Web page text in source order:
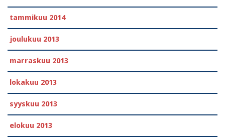
tammikuu 2014
joulukuu 2013
marraskuu 2013
lokakuu 2013
syyskuu 2013
elokuu 2013